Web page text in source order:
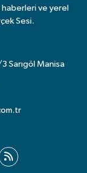
haberleri ve yerel
Sesi.
Sarıgöl Manisa